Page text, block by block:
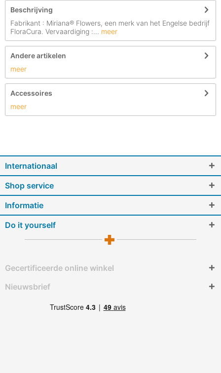
Beschrijving
Fabrikant : Miriana® Flowers, een merk van het Engelse bedrijf
FloraCura. Vervaardiging :... meer
Andere artikelen
meer
Accessoires
meer
Internationaal
Shop service
Informatie
Do it yourself
Gecertificeerde online winkel
Nieuwsbrief